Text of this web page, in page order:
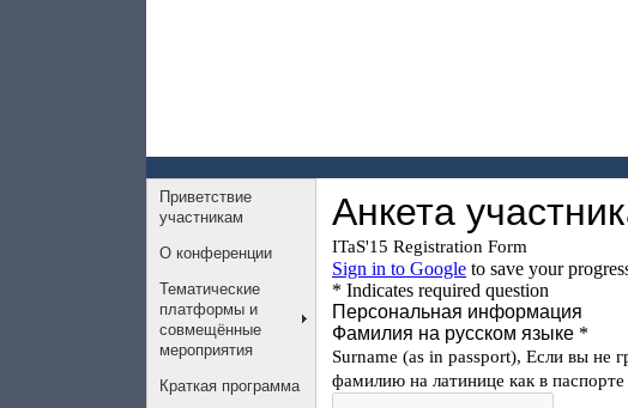
Приветствие
участникам
О конференции
Тематические
платформы и
совмещённые
мероприятия
Краткая программа